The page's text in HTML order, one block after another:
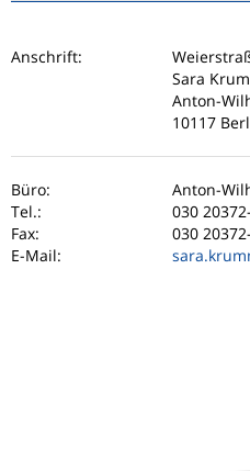
Anschrift:
Sara
Anton-
10117
Büro:
Anton-
Tel.:
030
Fax:
030
E-Mail: